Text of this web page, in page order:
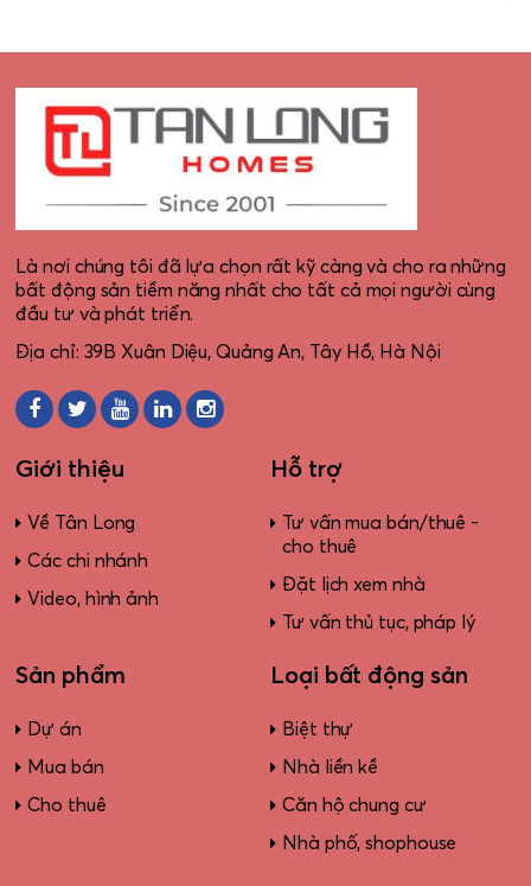
Là nơi chúng tôi đã lựa chọn rất kỹ càng và cho ra những
bất động sản tiềm năng nhất cho tất cả mọi người cùng
đầu tư và phát triển.
Địa chỉ: 39B Xuân Diệu, Quảng An, Tây Hồ, Hà Nội
Giới thiệu
Về Tân Long
Các chi nhánh
Video, hình ảnh
Hỗ trợ
Tư vấn mua bán/thuê -
cho thuê
Đặt lịch xem nhà
Tư vấn thủ tục, pháp lý
Sản phẩm
Dự án
Mua bán
Cho thuê
Loại bất động sản
Biệt thự
Nhà liền kề
Căn hộ chung cư
Nhà phố, shophouse